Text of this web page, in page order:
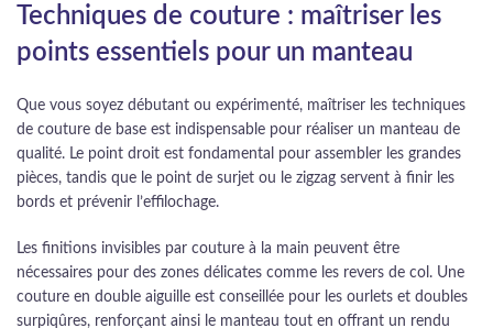
Techniques de couture : maîtriser les
points essentiels pour un manteau
Que vous soyez débutant ou expérimenté, maîtriser les techniques
de couture de base est indispensable pour réaliser un manteau de
qualité. Le point droit est fondamental pour assembler les grandes
pièces, tandis que le point de surjet ou le zigzag servent à finir les
bords et prévenir l’effilochage.
Les finitions invisibles par couture à la main peuvent être
nécessaires pour des zones délicates comme les revers de col. Une
couture en double aiguille est conseillée pour les ourlets et doubles
surpiqûres, renforçant ainsi le manteau tout en offrant un rendu